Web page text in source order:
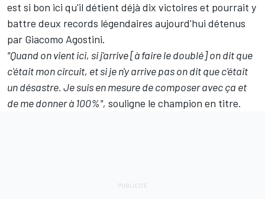
est si bon ici qu'il détient déjà dix victoires et pourrait y
battre deux records légendaires aujourd'hui détenus
par Giacomo Agostini.
"Quand on vient ici, si j'arrive [à faire le doublé] on dit que
c'était mon circuit, et si je n'y arrive pas on dit que c'était
un désastre. Je suis en mesure de composer avec ça et
de me donner à 100%", souligne le champion en titre.